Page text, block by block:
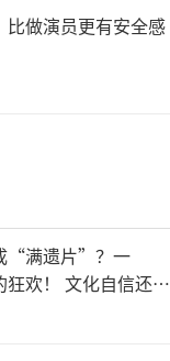
比做演员更有安全感
“满遗片”？一
欢！ 文化自信还是